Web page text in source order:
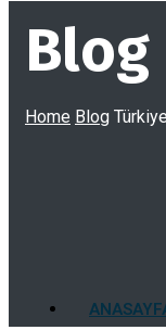
Blog
Home Blog